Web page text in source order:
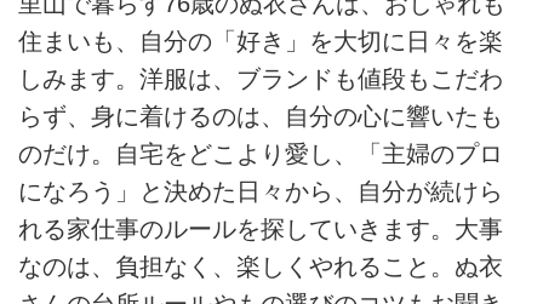
住まいも、自分の「好き」を大切に日々を楽
しみます。洋服は、ブランドも値段もこだわ
らず、身に着けるのは、自分の心に響いたも
のだけ。自宅をどこより愛し、「主婦のプロ
になろう」と決めた日々から、自分が続けら
れる家仕事のルールを探していきます。大事
なのは、負担なく、楽しくやれること。ぬ衣